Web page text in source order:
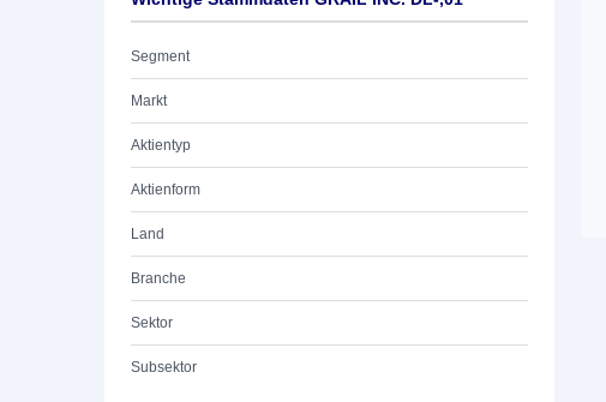
Segment
Markt
Aktientyp
Aktienform
Land
Branche
Sektor
Subsektor